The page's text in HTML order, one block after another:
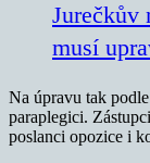
Jurečkův
musí
Na úpravu tak
paraplegici.
poslanci opozice i